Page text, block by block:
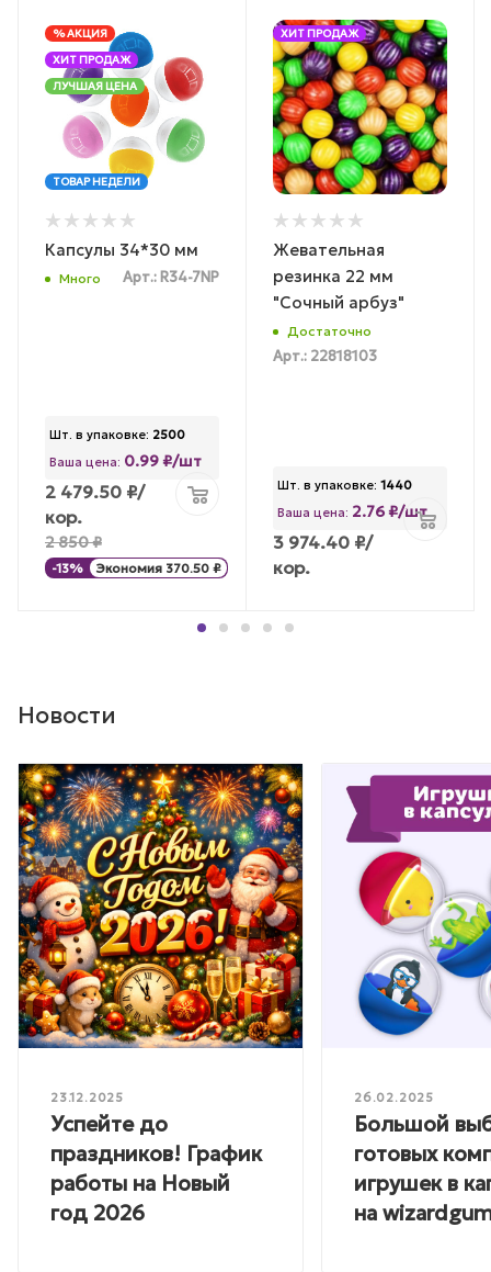
% АКЦИЯ
ХИТ ПРОДАЖ
ЛУЧШАЯ ЦЕНА
ТОВАР НЕДЕЛИ
Капсулы 34*30 мм
Много Арт.: R34-7NP
Шт. в упаковке: 2500
Ваша цена: 0.99 ₽/шт
2 479.50 ₽/
кор.
2 850₽
-13% Экономия 370.50 ₽
ХИТ ПРОДАЖ
Жевательная
резинка 22 мм
"Сочный арбуз"
Достаточно
Арт.: 22818103
Шт. в упаковке: 1440
Ваша цена: 2.76 ₽/шт
3 974.40 ₽/
кор.
Новости
23.12.2025
Успейте до
праздников! График
работы на Новый
год 2026
26.02.2025
Большой
готовых
игрушек в
на